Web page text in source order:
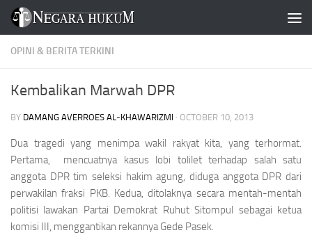
Skip to content
OPINI & BERITA TERKINI
Kembalikan Marwah DPR
BY DAMANG AVERROES AL-KHAWARIZMI · OCTOBER 10, 2013
Dua tragedi yang menimpa wakil rakyat kita, yang terhormat.
Pertama, mencuatnya kasus lobi tolilet terhadap salah satu
anggota DPR tim seleksi hakim agung, diduga anggota DPR dari
perwakilan fraksi PKB. Kedua, ditolaknya secara mentah-mentah
politisi lawakan Partai Demokrat Ruhut Sitompul sebagai ketua
komisi III, menggantikan rekannya Gede Pasek.